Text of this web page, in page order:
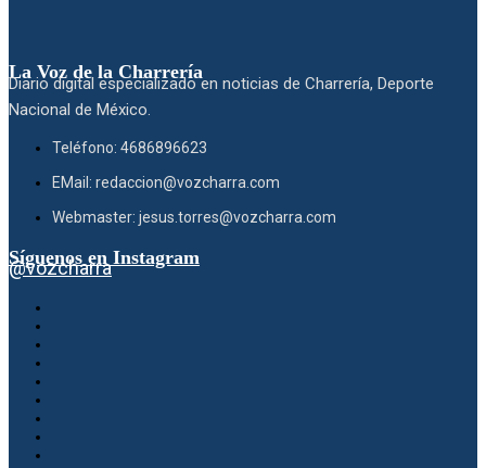
La Voz de la Charrería
Diario digital especializado en noticias de Charrería, Deporte
Nacional de México.
Teléfono: 4686896623
EMail: redaccion@vozcharra.com
Webmaster: jesus.torres@vozcharra.com
Síguenos en Instagram
@vozcharra